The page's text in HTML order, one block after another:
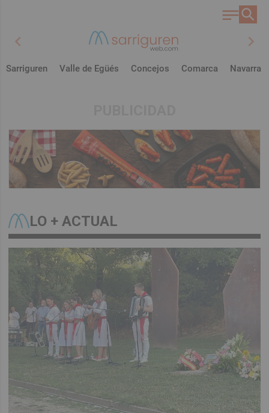
chevron_left chevron_right
Sarriguren Valle de Egüés Concejos Comarca Navarra
LO + ACTUAL